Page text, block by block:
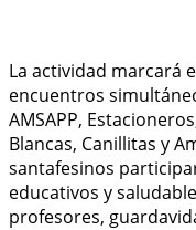
La actividad marcará
encuentros
AMSAPP,
Blancas, Canillitas y
santafesinos
educativos y
profesores,